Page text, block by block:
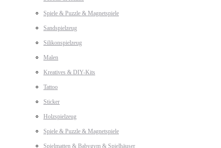
Spiele & Puzzle & Magnetspiele
Sandspielzeug
Silikonspielzeug
Malen
Kreatives & DIY-Kits
Tattoo
Sticker
Holzspielzeug
Spiele & Puzzle & Magnetspiele
Spielmatten & Babygym & Spielhäuser